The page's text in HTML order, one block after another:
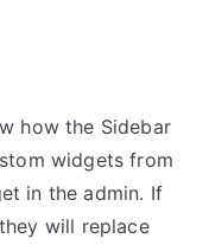
how the Sidebar
widgets from
in the admin. If
will replace